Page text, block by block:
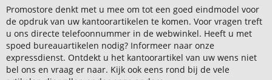
Promostore denkt met u mee om tot een goed eindmodel voor
de opdruk van uw kantoorartikelen te komen. Voor vragen treft
u ons directe telefoonnummer in de webwinkel. Heeft u met
spoed bureauartikelen nodig? Informeer naar onze
expressdienst. Ontdekt u het kantoorartikel van uw wens niet
bel ons en vraag er naar. Kijk ook eens rond bij de vele